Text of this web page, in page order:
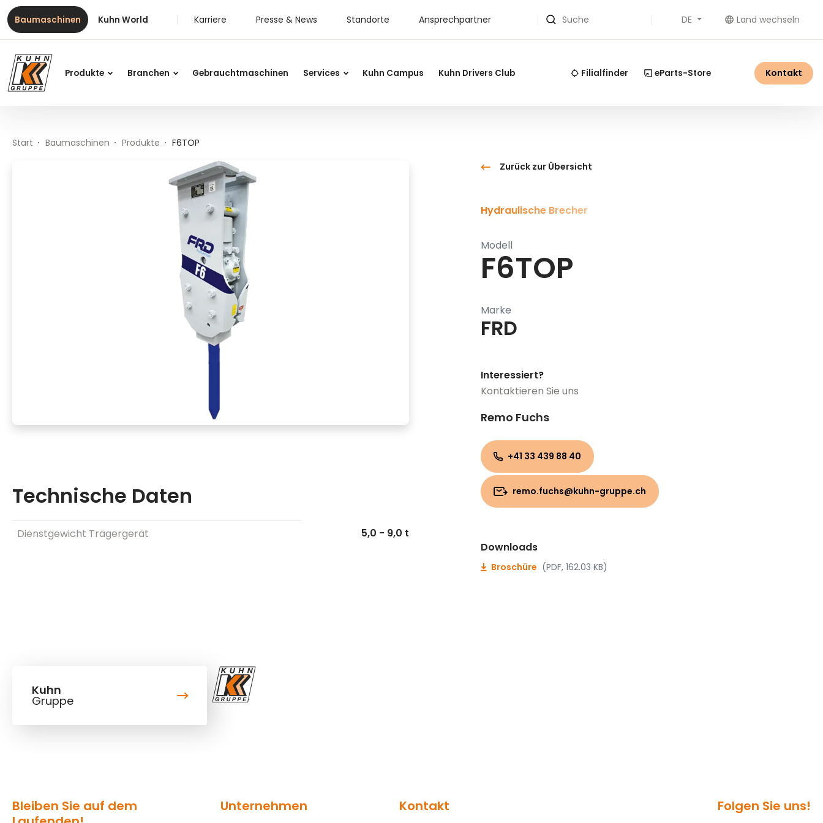
Inhalt
Inhaltsverzeichnis
Hauptnavigation
Table Of Content
F6TOP
Baumaschinen Kuhn World Karriere Presse & News Standorte Ansprechpartner Suche DE Land wechseln
Produkte Branchen Gebrauchtmaschinen Services Kuhn Campus Kuhn Drivers Club Filialfinder eParts-Store Kontakt
Start Baumaschinen Produkte F6TOP
Technische Daten
Dienstgewicht Trägergerät 5,0 - 9,0 t
Zurück zur Übersicht
Hydraulische Brecher
Modell
F6TOP
Marke
FRD
Interessiert?
Kontaktieren Sie uns
Remo Fuchs
+41 33 439 88 40
remo.fuchs@kuhn-gruppe.ch
Downloads
Broschüre (PDF, 162.03 KB)
Kuhn
Gruppe
Bleiben Sie auf dem
Unternehmen Kontakt Folgen Sie uns!